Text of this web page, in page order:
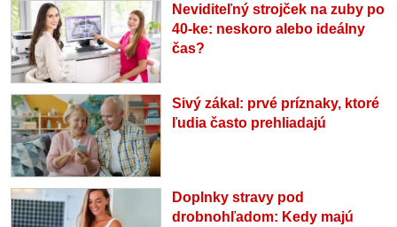
Neviditeľný strojček na zuby po
40-ke: neskoro alebo ideálny
čas?
Sivý zákal: prvé príznaky, ktoré
ľudia často prehliadajú
Doplnky stravy pod
drobnohľadom: Kedy majú